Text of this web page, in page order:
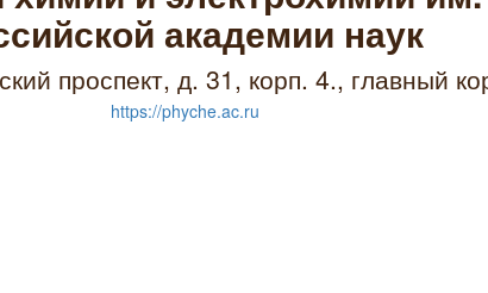
академии наук
проспект, д. 31, корп. 4., главный
https://phyche.ac.ru